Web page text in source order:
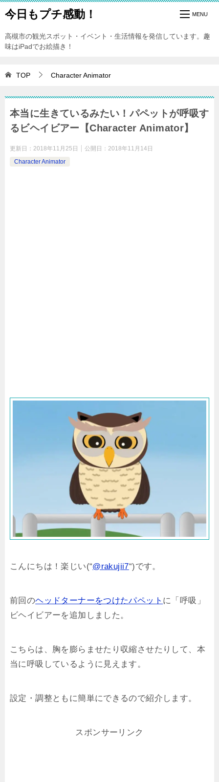
今日もプチ感動！
高槻市の観光スポット・イベント・生活情報を発信しています。趣
味はiPadでお絵描き！
TOP Character Animator
本当に生きているみたい！パペットが呼吸す
るビヘイビアー【Character Animator】
更新日： 2018年11月25日 公開日： 2018年11月14日
Character Animator
こんにちは！楽じい(“@rakujii7“)です。
前回のヘッドターナーをつけたパペット に「呼吸」
ビヘイビアーを追加しました。
こちらは、胸を膨らませたり収縮させたりして、本
当に呼吸しているように見えます。
設定・調整ともに簡単にできるので紹介します。
スポンサーリンク